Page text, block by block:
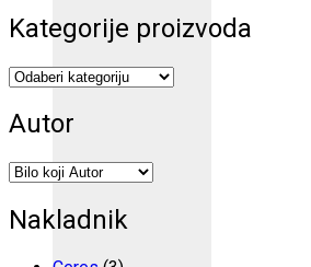
Kategorije proizvoda
Autor
Nakladnik